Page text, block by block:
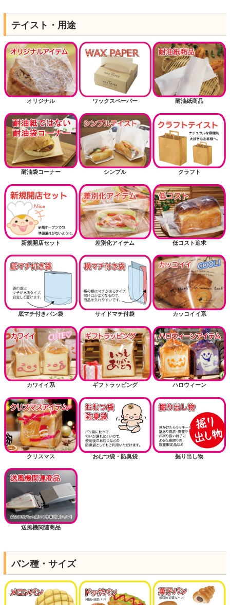
テイスト・用途
オリジナル ワックスペーパー 耐油紙商品
耐油袋コーナー シンプル クラフト
新規開店セット 差別化アイテム 低コスト追求
底マチ付きパン袋 サイドマチ付袋 カッコイイ系
カワイイ系 ギフトラッピング ハロウィーン
クリスマス おむつ袋・防臭袋 掘り出し物
送風機関連商品
パン種・サイズ